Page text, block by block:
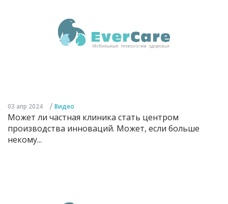
03 апр 2024 / Видео
Может ли частная клиника стать центром
производства инноваций. Может, если больше
некому...